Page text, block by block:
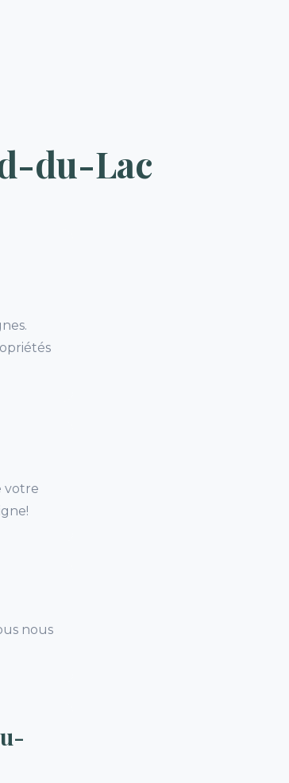
du-Lac
votre
nous